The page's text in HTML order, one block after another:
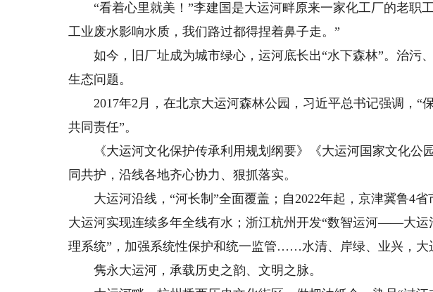
“看着心里就美！”李建国是大运河畔原来一家化工厂的老职
工业废水影响水质，我们路过都得捏着鼻子走。”
如今，旧厂址成为城市绿心，运河底长出“水下森林”。治污
生态问题。
2017年2月，在北京大运河森林公园，习近平总书记强调，“
共同责任”。
《大运河文化保护传承利用规划纲要》《大运河国家文化公
同共护，沿线各地齐心协力、狠抓落实。
大运河沿线，“河长制”全面覆盖；自2022年起，京津冀鲁4省
大运河实现连续多年全线有水；浙江杭州开发“数智运河——大运
理系统”，加强系统性保护和统一监管……水清、岸绿、业兴，大
隽永大运河，承载历史之韵、文明之脉。